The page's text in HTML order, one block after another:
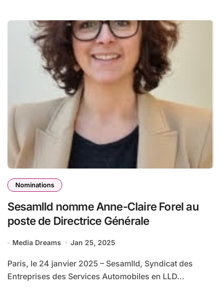
Nominations
Sesamlld nomme Anne-Claire Forel au
poste de Directrice Générale
Media Dreams Jan 25, 2025
Paris, le 24 janvier 2025 – Sesamlld, Syndicat des
Entreprises des Services Automobiles en LLD...